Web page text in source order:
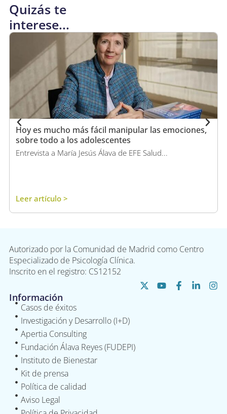
Quizás te
interese...
Hoy es mucho más fácil manipular las emociones,
sobre todo a los adolescentes
Entrevista a María Jesús Álava de EFE Salud...
Leer artículo >
Autorizado por la Comunidad de Madrid como Centro
Especializado de Psicología Clínica.
Inscrito en el registro: CS12152
Información
Casos de éxitos
Investigación y Desarrollo (I+D)
Apertia Consulting
Fundación Álava Reyes (FUDEPI)
Instituto de Bienestar
Kit de prensa
Política de calidad
Aviso Legal